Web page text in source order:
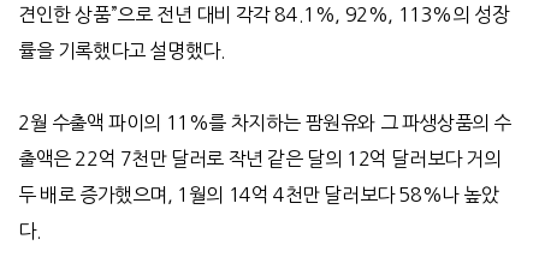
견인한 상품”으로 전년 대비 각각84.1%, 92%, 113%의 성장
률을 기록했다고 설명했다.
2월 수출액 파이의 11%를 차지하는 팜원유와 그 파생상품의 수
출액은22억 7천만 달러로 작년 같은 달의 12억 달러보다 거의
두 배로 증가했으며
, 1 월의 14억 4천만 달러보다58%나 높았
다.